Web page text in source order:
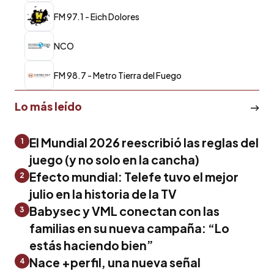
FM 97.1 - Eich Dolores
NCO
FM 98.7 - Metro Tierra del Fuego
Lo más leído
1
El Mundial 2026 reescribió las reglas del
juego (y no solo en la cancha)
2
Efecto mundial: Telefe tuvo el mejor
julio en la historia de la TV
3
Babysec y VML conectan con las
familias en su nueva campaña: “Lo
estás haciendo bien”
4 Nace +perfil, una nueva señal